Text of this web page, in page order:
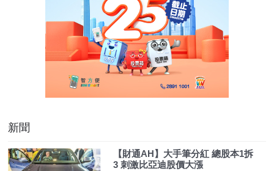
新聞
【財通AH】大手筆分紅 總股本1拆
3 刺激比亞迪股價大漲